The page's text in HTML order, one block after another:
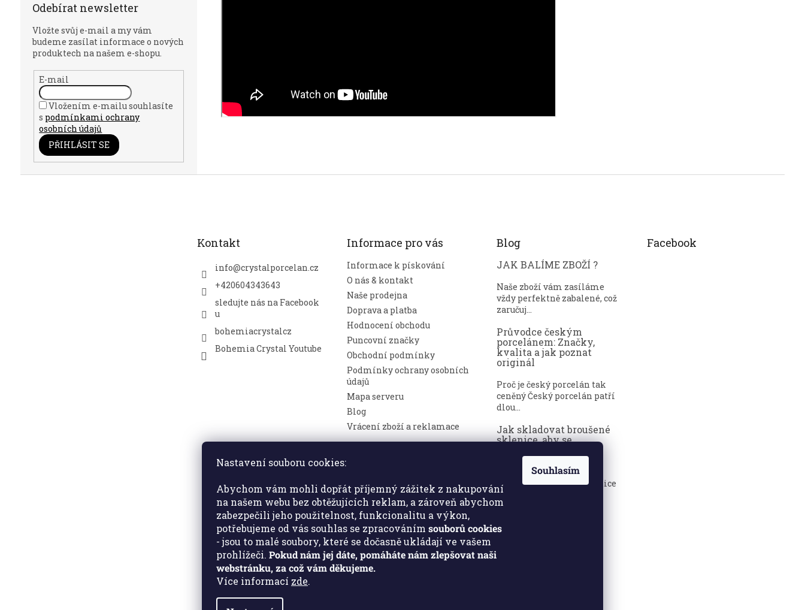
Nastavení souboru cookies:
Abychom vám mohli dopřát příjemný zážitek z nakupování
na našem webu bez obtěžujících reklam, a zároveň abychom
zabezpečili jeho použitelnost, funkcionalitu a výkon,
potřebujeme od vás souhlas se zpracováním souborů cookies
- jsou to malé soubory, které se dočasně ukládají ve vašem
prohlížeči. Pokud nám jej dáte, pomáháte nám zlepšovat naši
webstránku, za což vám děkujeme.
Více informací zde.
Souhlasím
Odebírat newsletter
Vložte svůj e-mail a my vám
budeme zasílat informace o nových
produktech na našem e-shopu.
E-mail
Vložením e-mailu souhlasíte
s podmínkami ochrany
osobních údajů
PŘIHLÁSIT SE
Kontakt
info@crystalporcelan.cz
+420604343643
sledujte nás na Facebook
u
bohemiacrystalcz
Bohemia Crystal Youtube
Informace pro vás
Informace k pískování
O nás & kontakt
Naše prodejna
Doprava a platba
Hodnocení obchodu
Puncovní značky
Obchodní podmínky
Podmínky ochrany osobních
údajů
Mapa serveru
Blog
Vrácení zboží a reklamace
Blog
JAK BALÍME ZBOŽÍ ?
Naše zboží vám zasíláme
vždy perfektně zabalené, což
zaručuj...
Průvodce českým
porcelánem: Značky,
kvalita a jak poznat
originál
Proč je český porcelán tak
ceněný Český porcelán patří
dlou...
Jak skladovat broušené
sklenice, aby se
Broušené sklenice jsou
symbolem elegance, tradice
a luxusu. ...
Facebook